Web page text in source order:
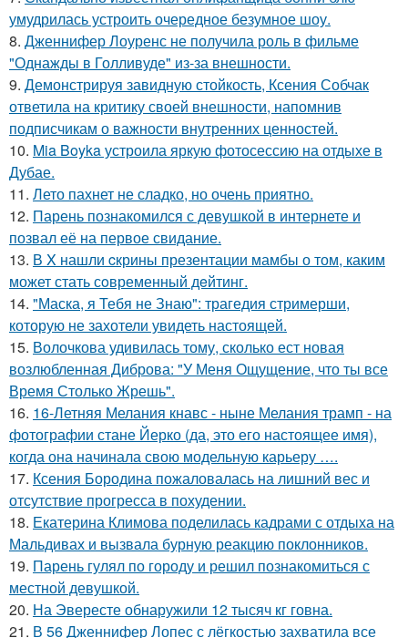
умудрилась устроить очередное безумное шоу.
8. Дженнифер Лоуренс не получила роль в фильме
"Однажды в Голливуде" из-за внешности.
9. Демонстрируя завидную стойкость, Ксения Собчак
ответила на критику своей внешности, напомнив
подписчикам о важности внутренних ценностей.
10. Mia Boyka устроила яркую фотосессию на отдыхе в
Дубае.
11. Лето пахнет не сладко, но очень приятно.
12. Парень познакомился с девушкой в интернете и
позвал её на первое свидание.
13. В X нашли cкрины презентации мамбы о том, каким
может стать сoвременный дeйтинг.
14. "Маска, я Тебя не Знаю": трагедия стримерши,
которую не захотели увидеть настоящей.
15. Волочкова удивилась тому, сколько ест новая
возлюбленная Диброва: "У Меня Ощущение, что ты все
Время Столько Жрешь".
16. 16-Летняя Мелания кнавс - ныне Мелания трамп - на
фотографии стане Йерко (да, это его настоящее имя),
когда она начинала свою модельную карьеру ….
17. Ксения Бородина пожаловалась на лишний вес и
отсутствие прогресса в похудении.
18. Екатерина Климова поделилась кадрами с отдыха на
Мальдивах и вызвала бурную реакцию поклонников.
19. Парень гулял по городу и решил познакомиться с
местной девушкой.
20. На Эвересте обнаружили 12 тысяч кг говна.
21. В 56 Дженнифер Лопес с лёгкостью захватила все